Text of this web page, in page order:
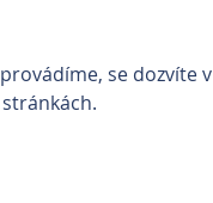
se dozvíte v